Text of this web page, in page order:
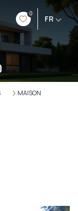
0
FR
MAISON